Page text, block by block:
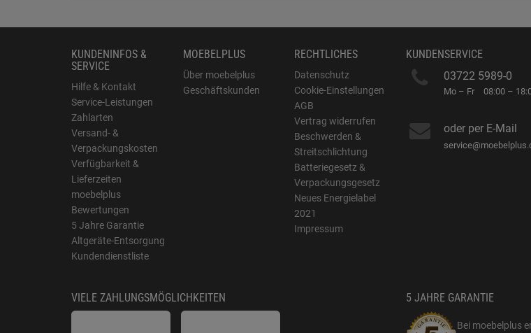
KUNDENINFOS &
SERVICE
Hilfe & Kontakt
Service-Leistungen
Zahlarten
Versand- &
Verpackungskosten
Verfügbarkeit &
Lieferzeiten
moebelplus
Bewertungen
5 Jahre Garantie
Altgeräte-Entsorgung
Kundendienstliste
MOEBELPLUS
Über moebelplus
Geschäftskunden
RECHTLICHES
Datenschutz
Cookie-Einstellungen
AGB
Vertrag widerrufen
Beschwerden &
Streitschlichtung
Batteriegesetz &
Verpackungsgesetz
Neues Energielabel
2021
Impressum
KUNDENSERVICE
03722 5989-0
Mo – Fr 08:00 –
oder per E-Mail
VIELE ZAHLUNGSMÖGLICHKEITEN 5 JAHRE GARANTIE
Bei moebelplus